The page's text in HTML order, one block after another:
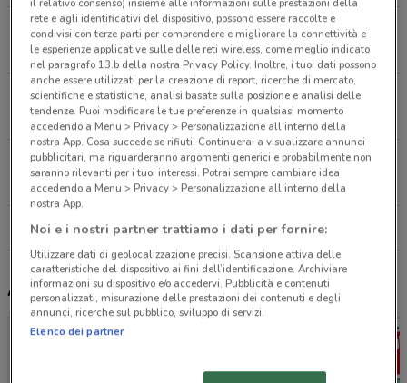
Viale Milano Fiori Assago
6.9 km
Viale Sarca, 336 Milano
7.7 km
Viale S. Francesco, 33 Pioltello
13.9 km
Tutti i negozi Uci Cinemas
Altri volantini nelle vicinanze
rete e agli identificativi del dispositivo, possono essere raccolte e
condivisi con terze parti per comprendere e migliorare la connettività e
le esperienze applicative sulle delle reti wireless, come meglio indicato
nel paragrafo 13.b della nostra Privacy Policy. Inoltre, i tuoi dati possono
anche essere utilizzati per la creazione di report, ricerche di mercato,
scientifiche e statistiche, analisi basate sulla posizione e analisi delle
tendenze. Puoi modificare le tue preferenze in qualsiasi momento
accedendo a Menu > Privacy > Personalizzazione all'interno della
nostra App. Cosa succede se rifiuti: Continuerai a visualizzare annunci
pubblicitari, ma riguarderanno argomenti generici e probabilmente non
saranno rilevanti per i tuoi interessi. Potrai sempre cambiare idea
accedendo a Menu > Privacy > Personalizzazione all'interno della
nostra App.
Noi e i nostri partner trattiamo i dati per fornire:
Utilizzare dati di geolocalizzazione precisi. Scansione attiva delle
caratteristiche del dispositivo ai fini dell’identificazione. Archiviare
informazioni su dispositivo e/o accedervi. Pubblicità e contenuti
personalizzati, misurazione delle prestazioni dei contenuti e degli
annunci, ricerche sul pubblico, sviluppo di servizi.
Elenco dei partner